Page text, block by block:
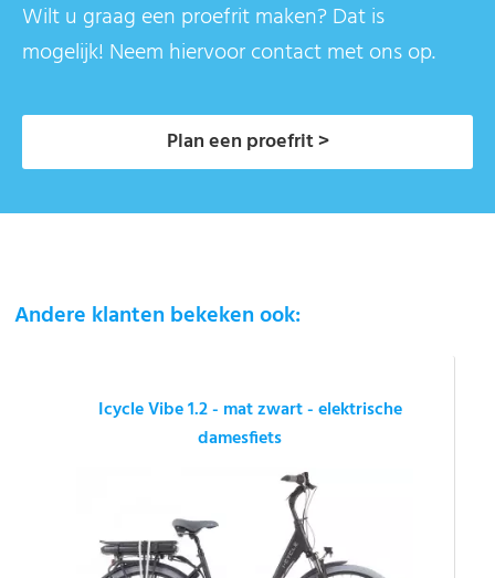
Wilt u graag een proefrit maken? Dat is
mogelijk! Neem hiervoor contact met ons op.
Plan een proefrit >
Andere klanten bekeken ook:
Icycle Vibe 1.2 - mat zwart - elektrische
damesfiets